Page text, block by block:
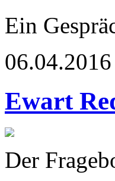
Ein
06.04.2016
Ewart
Der